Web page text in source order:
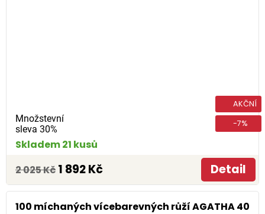
Množstevní
sleva 30%
AKČNÍ
-7%
Skladem 21 kusů
2 025 Kč 1 892 Kč Detail
100 míchaných vícebarevných růží AGATHA 40